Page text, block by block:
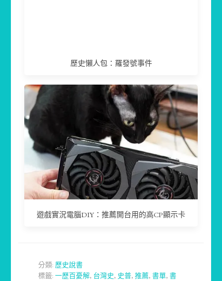
歷史懶人包：羅發號事件
遊戲實況電腦DIY：推薦開台用的高CP顯示卡
分類: 歷史說書
標籤:一歷百憂解, 台灣史, 史普,推薦,書單,書